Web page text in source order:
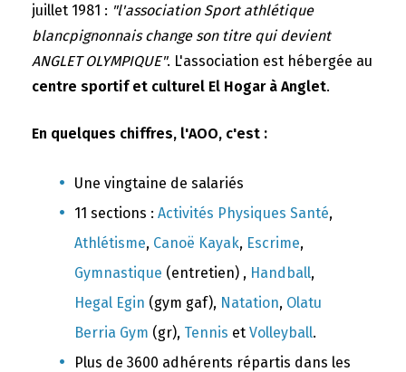
juillet 1981 : "l'association Sport athlétique
blancpignonnais change son titre qui devient
ANGLET OLYMPIQUE". L'association est hébergée au
centre sportif et culturel El Hogar à Anglet.
En quelques chiffres, l'AOO, c'est :
Une vingtaine de salariés
11 sections : Activités Physiques Santé,
Athlétisme, Canoë Kayak, Escrime,
Gymnastique (entretien) , Handball,
Hegal Egin (gym gaf), Natation, Olatu
Berria Gym (gr), Tennis et Volleyball.
Plus de 3600 adhérents répartis dans les